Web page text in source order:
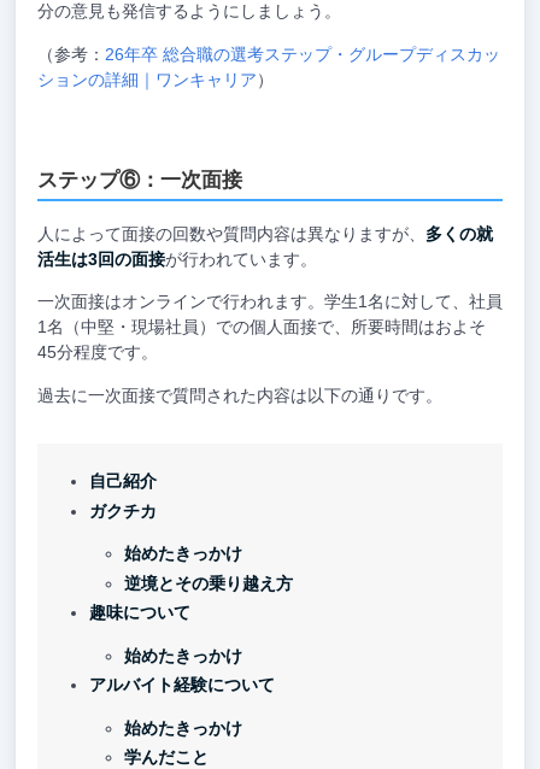
分の意見も発信するようにしましょう。
（参考： 26年卒 総合職の選考ステップ・グループディスカッ
ションの詳細｜ワンキャリア）
ステップ⑥：一次面接
人によって面接の回数や質問内容は異なりますが、 多くの就
活生は3回の面接が行われています。
一次面接はオンラインで行われます。学生1名に対して、社員
1名（中堅・現場社員）での個人面接で、所要時間はおよそ
45分程度です。
過去に一次面接で質問された内容は以下の通りです。
自己紹介
ガクチカ
始めたきっかけ
逆境とその乗り越え方
趣味について
始めたきっかけ
アルバイト経験について
始めたきっかけ
学んだこと